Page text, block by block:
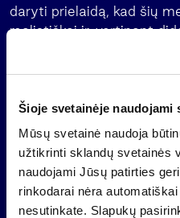
Šioje svetainėje naudojami
Mūsų svetainė naudoja
užtikrinti sklandų svetainės
naudojami Jūsų patirties
rinkodarai nėra
nesutinkate. Slapukų
daryti prielaidą, kad šių
realistiškai ir, vertinant
įmonių potencialą, juos
Prognozuojama, kad
nekilnojamojo turto
grynojo audituoto pelno.
„Invalda“ grupės turimo
682,7 mln. Lt, o
Lt.